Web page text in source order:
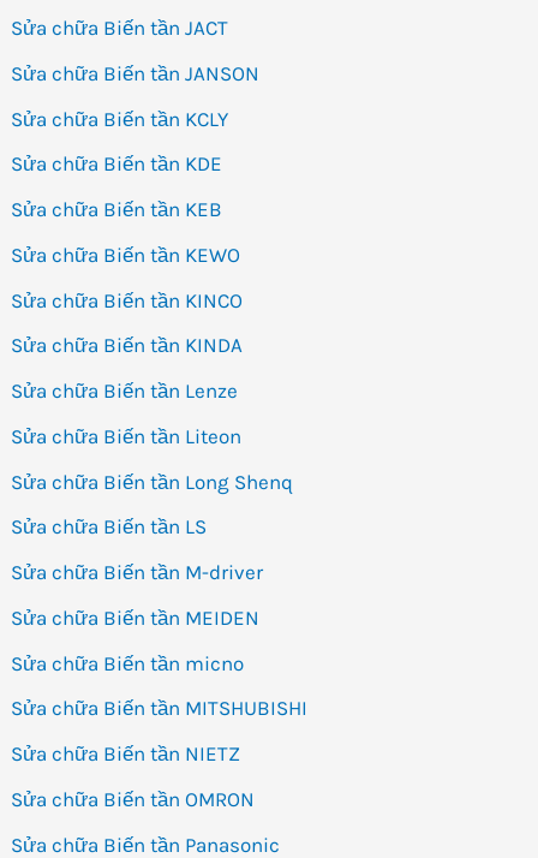
Sửa chữa Biến tần JACT
Sửa chữa Biến tần JANSON
Sửa chữa Biến tần KCLY
Sửa chữa Biến tần KDE
Sửa chữa Biến tần KEB
Sửa chữa Biến tần KEWO
Sửa chữa Biến tần KINCO
Sửa chữa Biến tần KINDA
Sửa chữa Biến tần Lenze
Sửa chữa Biến tần Liteon
Sửa chữa Biến tần Long Shenq
Sửa chữa Biến tần LS
Sửa chữa Biến tần M-driver
Sửa chữa Biến tần MEIDEN
Sửa chữa Biến tần micno
Sửa chữa Biến tần MITSHUBISHI
Sửa chữa Biến tần NIETZ
Sửa chữa Biến tần OMRON
Sửa chữa Biến tần Panasonic